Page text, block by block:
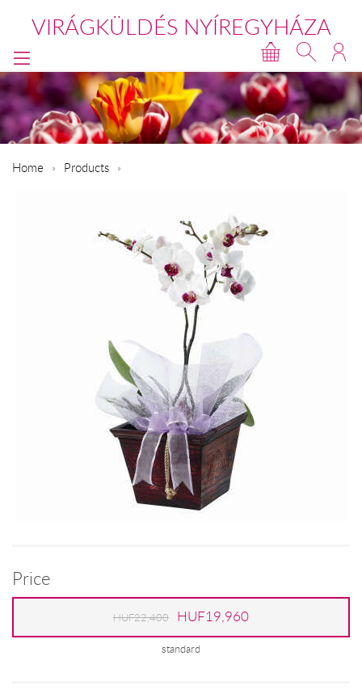
VIRÁGKÜLDÉS NYÍREGYHÁZA
Home Products
Price
HUF22,400 HUF19,960
standard